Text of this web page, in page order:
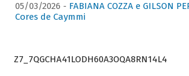
05/03/2026 - FABIANA COZZA e GILSON
Cores de Caymmi
Z7_7QGCHA41LODH60A3OQA8RN14L4